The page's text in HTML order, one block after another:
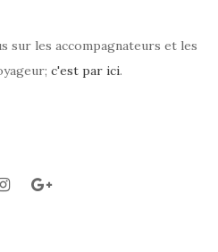
sur les accompagnateurs et les
c'est par ici.